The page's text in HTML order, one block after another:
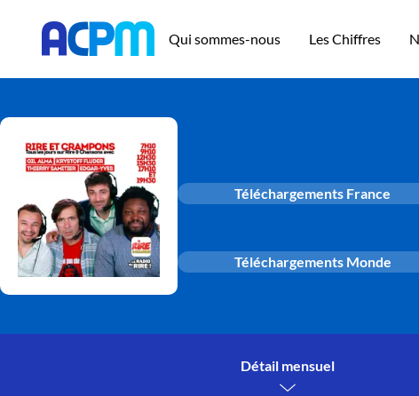
Qui sommes-nous Les Chiffres
Téléchargements France
Téléchargements Monde
Détail mensuel